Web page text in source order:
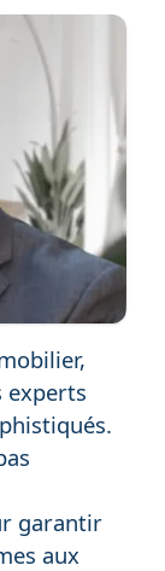
experts
garantir
aux